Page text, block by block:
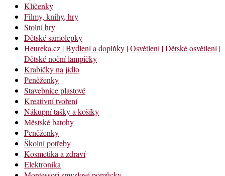
Klíčenky
Filmy, knihy, hry
Stolní hry
Dětské samolepky
Heureka.cz | Bydlení a doplňky | Osvětlení | Dětské osvětlení |
Dětské noční lampičky
Krabičky na jídlo
Peněženky
Stavebnice plastové
Kreativní tvoření
Nákupní tašky a košíky
Městské batohy
Peněženky
Školní potřeby
Kosmetika a zdraví
Elektronika